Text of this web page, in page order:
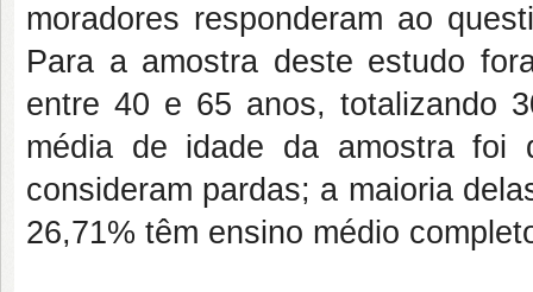
moradores responderam ao
Para a amostra deste estudo
entre 40 e 65 anos, totalizando
média de idade da amostra foi
consideram pardas; a maioria
26,71% têm ensino médio